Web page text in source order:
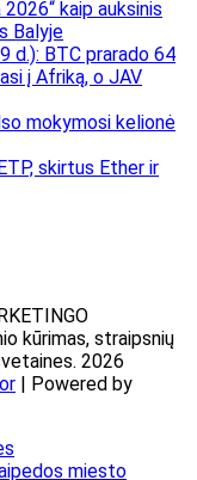
kaip auksinis
Balyje
d.): BTC prarado 64
į Afriką, o JAV
mokymosi kelionė
skirtus Ether ir
kūrimas, straipsnių
2026
| Powered by
miesto